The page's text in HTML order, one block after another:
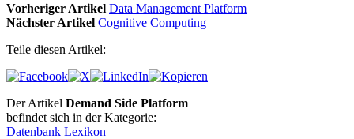
Vorheriger Artikel Data Management Platform
Nächster Artikel Cognitive Computing
Teile diesen Artikel:
Der Artikel Demand Side Platform
befindet sich in der Kategorie:
Datenbank Lexikon